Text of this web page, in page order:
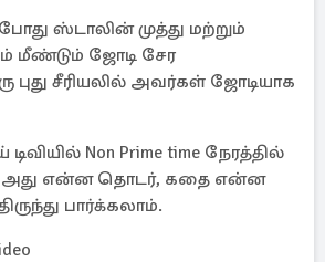
ஸ்டாலின் முத்து மற்றும்
மீண்டும் ஜோடி சேர
புது சீரியலில் அவர்கள் ஜோடியாக
Non Prime time நேரத்தில்
அது என்ன தொடர், கதை என்ன
பார்க்கலாம்.